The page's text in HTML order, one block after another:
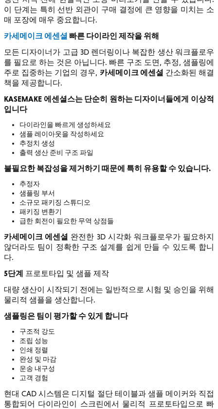
이 단계는 특히 선반 외관이 구매 결정에 큰 영향을 미치는 소
매 포장에 매우 중요합니다.
카세메이크 에센셜 빠른 다이라인 제작을 위해
모든 디자이너가 고급 3D 렌더링이나 복잡한 생산 워크플로우
를 필요로 하는 것은 아닙니다. 빠른 구조 도면, 추정, 샘플링에
주로 집중하는 기업의 경우, 카세메이크 에센셜 간소화된 해결
책을 제공합니다.
KASEMAKE 에센셜스는 단순히 원하는 디자이너들에게 이상적
입니다
다이라인을 빠르게 생성하세요
샘플 레이아웃을 작성하세요
추정치 생성
출력 생산 준비 구조 파일
불필요한 복잡성을 제거하기 때문에 특히 유용할 수 있습니다.
추정자
샘플링 부서
소규모 패키징 스튜디오
패키징 변환기
급한 회전이 필요한 무역 상점들
카세메이크 에센셜 완전한 3D 시각화 워크플로우가 필요하지
않더라도 팀이 정확한 구조 설계를 쉽게 만들 수 있도록 합니
다.
5단계 프로토타입 및 샘플 제작
대량 생산이 시작되기 전에는 일반적으로 시험 및 승인을 위해
물리적 샘플을 생산합니다.
샘플링은 팀이 평가할 수 있게 합니다
구조적 강도
조립 성능
인쇄 정렬
완성 및 마감
운송 내구성
고객 경험
현대 CAD 시스템은 디지털 절단 테이블과 샘플 메이커와 직접
통합되어 다이라인이 스크린에서 물리적 프로토타입으로 빠